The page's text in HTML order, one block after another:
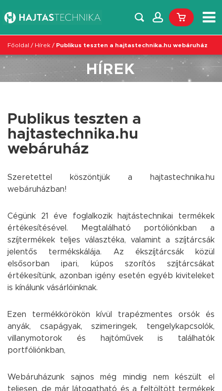
Főoldal / Hírek / Publikus teszten a hajtastechnika.hu webáruház
HÍREK
Publikus teszten a
hajtastechnika.hu
webáruház
Szeretettel köszöntjük a hajtastechnika.hu
webáruházban!
Cégünk 21 éve foglalkozik hajtástechnikai termékek
értékesítésével. Megtalálható portóliónkban a
szíjtermékek teljes választéka, valamint a szíjtárcsák
jelentős termékskálája. Az ékszíjtárcsák közül
elsősorban ipari, kúpos szorítós szíjtárcsákat
értékesítünk, azonban igény esetén egyéb kiviteleket
is kínálunk vásárlóinknak.
Ezen termékkörökön kívül trapézmentes orsók és
anyák, csapágyak, szimeringek, tengelykapcsolók,
villanymotorok és hajtóművek is találhatók
portfóliónkban,
Webáruházunk sajnos még mindig nem készült el
teljesen, de már látogatható és a feltöltött termékek